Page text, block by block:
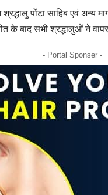
पोंटा साहिब एवं अन्य
के बाद सभी श्रद्धालुओं ने
- Portal Sponser -